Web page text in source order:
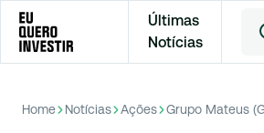
Últimas
Notícias
Home Notícias Ações